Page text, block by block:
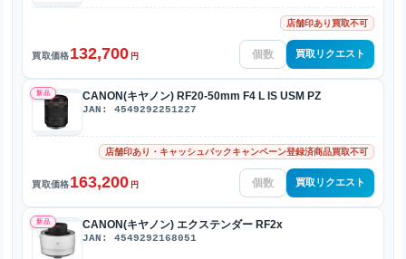
店舗印あり買取不可
買取価格132,700 円 買取リクエスト
新品 CANON(キヤノン) RF20-50mm F4 L IS USM PZ
JAN: 4549292251227
店舗印あり・キャッシュバックキャンペーン登録済商品買取不可
買取価格163,200 円 買取リクエスト
新品 CANON(キヤノン) エクステンダー RF2x
JAN: 4549292168051